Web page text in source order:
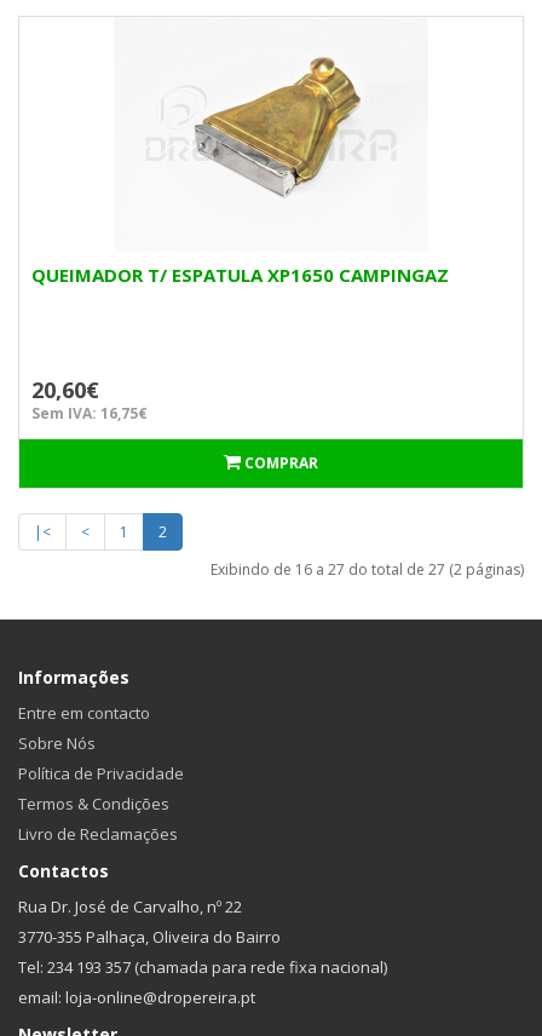
QUEIMADOR T/ ESPATULA XP1650 CAMPINGAZ
20,60€
Sem IVA: 16,75€
COMPRAR
|< < 1
2
Exibindo de 16 a 27 do total de 27 (2 páginas)
Informações
Entre em contacto
Sobre Nós
Política de Privacidade
Termos & Condições
Livro de Reclamações
Contactos
Rua Dr. José de Carvalho, nº 22
3770-355 Palhaça, Oliveira do Bairro
Tel: 234 193 357 (chamada para rede fixa nacional)
email: loja-online@dropereira.pt